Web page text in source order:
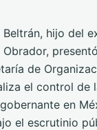
hijo del
de
el control de
en
el escrutinio